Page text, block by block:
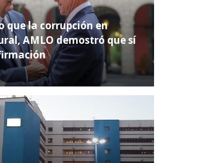
que la corrupción en
AMLO demostró que sí